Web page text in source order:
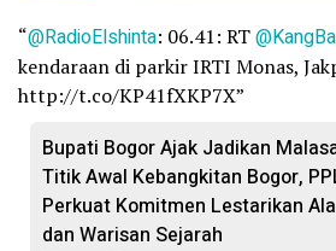
“@RadioElshinta: 06.41: RT
kendaraan di parkir IRTI Monas,
http://t.co/KP41fXKP7X”
Bupati Bogor Ajak Jadikan
Titik Awal Kebangkitan Bogor,
Perkuat Komitmen Lestarikan
dan Warisan Sejarah